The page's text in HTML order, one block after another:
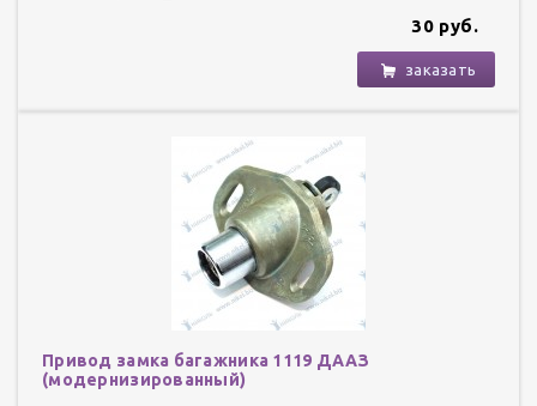
30 руб.
заказать
Привод замка багажника 1119 ДААЗ
(модернизированный)